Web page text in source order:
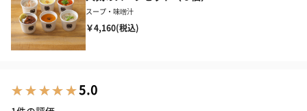
スープ・味噌汁
￥4,160(税込)
5.0